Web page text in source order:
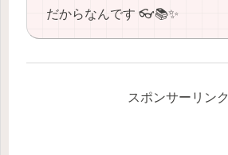
だからなんです 👓📚✨
スポンサーリンク